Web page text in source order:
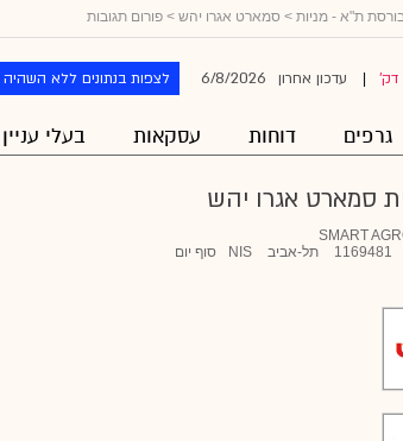
ת"א - מניות > סמארט אגרו יהש > פורום תגובות
עדכון אחרון 6/8/2026 לצפות בנתונים ללא השהיה
גרפים דוחות עסקאות בעלי עניין
סמארט אגרו יהש
SMART
1169481 תל-אביב NIS סוף יום